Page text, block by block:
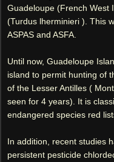
Guadeloupe (French West
(Turdus lherminieri ). This
ASPAS and ASFA.
Until now, Guadeloupe
island to permit hunting of
of the Lesser Antilles (
seen for 4 years). It is
endangered species red
In addition, recent studies
persistent pesticide